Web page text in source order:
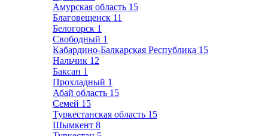
Амурская область 15
Благовещенск 11
Белогорск 1
Свободный 1
Кабардино-Балкарская Республика 15
Нальчик 12
Баксан 1
Прохладный 1
Абай область 15
Семей 15
Туркестанская область 15
Шымкент 8